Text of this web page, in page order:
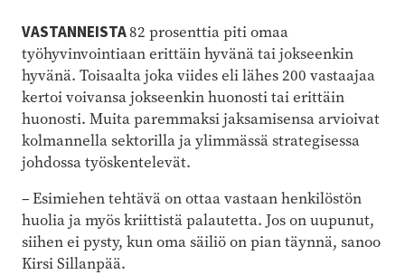
VASTANNEISTA82 prosenttia piti omaa
työhyvinvointiaan erittäin hyvänä tai jokseenkin
hyvänä. Toisaalta joka viides eli lähes 200 vastaajaa
kertoi voivansa jokseenkin huonosti tai erittäin
huonosti. Muita paremmaksi jaksamisensa arvioivat
kolmannella sektorilla ja ylimmässä strategisessa
johdossa työskentelevät.
– Esimiehen tehtävä on ottaa vastaan henkilöstön
huolia ja myös kriittistä palautetta. Jos on uupunut,
siihen ei pysty, kun oma säiliö on pian täynnä, sanoo
Kirsi Sillanpää.